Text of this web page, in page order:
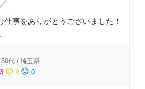
仕事をありがとうございました！
50代 / 埼玉県
sentiment_neutral 4 sentiment_dissatisfied 0